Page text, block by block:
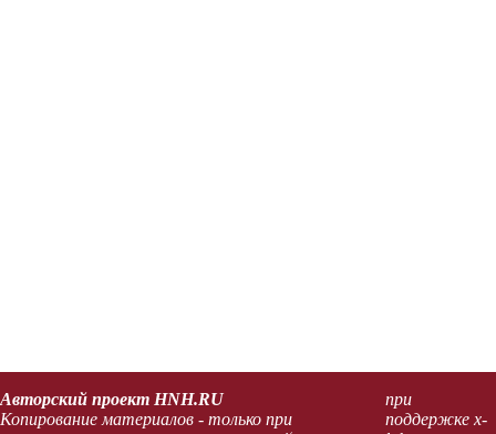
Авторский проект HNH.RU
Копирование материалов - только при
при
поддержке x-